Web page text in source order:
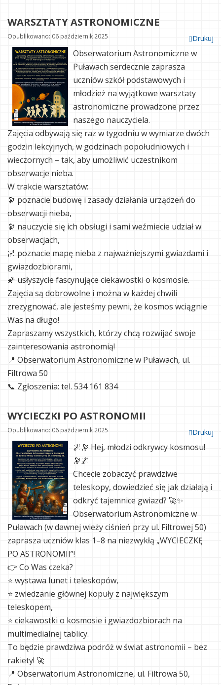
WARSZTATY ASTRONOMICZNE
Drukuj
Opublikowano: 06 październik 2025
Obserwatorium Astronomiczne w
Puławach serdecznie zaprasza
uczniów szkół podstawowych i
młodzież na wyjątkowe warsztaty
astronomiczne prowadzone przez
naszego nauczyciela.
Zajęcia odbywają się raz w tygodniu w wymiarze dwóch
godzin lekcyjnych, w godzinach popołudniowych i
wieczornych – tak, aby umożliwić uczestnikom
obserwacje nieba.
W trakcie warsztatów:
🔭 poznacie budowę i zasady działania urządzeń do
obserwacji nieba,
🔭 nauczycie się ich obsługi i sami weźmiecie udział w
obserwacjach,
🌌 poznacie mapę nieba z najważniejszymi gwiazdami i
gwiazdozbiorami,
🌠 usłyszycie fascynujące ciekawostki o kosmosie.
Zajęcia są dobrowolne i można w każdej chwili
zrezygnować, ale jesteśmy pewni, że kosmos wciągnie
Was na długo!
Zapraszamy wszystkich, którzy chcą rozwijać swoje
zainteresowania astronomią!
📍 Obserwatorium Astronomiczne w Puławach, ul.
Filtrowa 50
📞 Zgłoszenia: tel. 534 161 834
WYCIECZKI PO ASTRONOMII
Drukuj
Opublikowano: 06 październik 2025
🌌🔭 Hej, młodzi odkrywcy kosmosu!
🔭🌌
Chcecie zobaczyć prawdziwe
teleskopy, dowiedzieć się jak działają i
odkryć tajemnice gwiazd? 🚀✨
Obserwatorium Astronomiczne w
Puławach (w dawnej wieży ciśnień przy ul. Filtrowej 50)
zaprasza uczniów klas 1–8 na niezwykłą „WYCIECZKĘ
PO ASTRONOMII”!
👉 Co Was czeka?
⭐ wystawa lunet i teleskopów,
⭐ zwiedzanie głównej kopuły z największym
teleskopem,
⭐ ciekawostki o kosmosie i gwiazdozbiorach na
multimedialnej tablicy.
To będzie prawdziwa podróż w świat astronomii – bez
rakiety! 🚀
📍 Obserwatorium Astronomiczne, ul. Filtrowa 50,